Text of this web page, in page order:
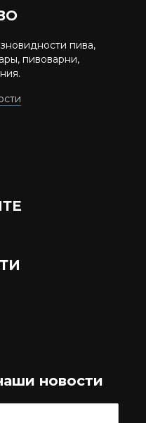
пива,
пивоварни,
новости